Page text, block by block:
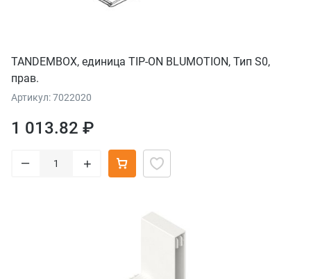
TANDEMBOX, единица TIP-ON BLUMOTION, Тип S0,
прав.
Артикул: 7022020
1 013.82 ₽
– +